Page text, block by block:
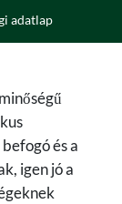
adatlap
és a
igen jó a